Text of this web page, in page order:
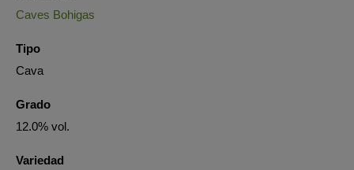
Caves Bohigas
Tipo
Cava
Grado
12.0% vol.
Variedad